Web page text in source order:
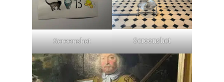
Screenshot Screenshot